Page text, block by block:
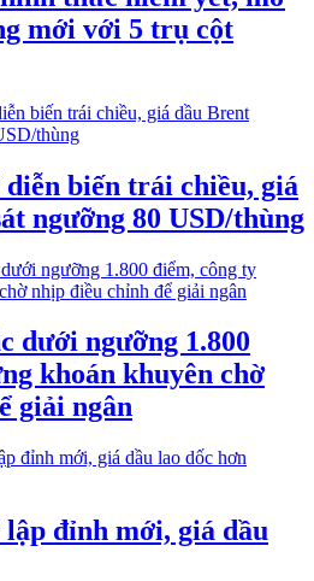
mới với 5 trụ cột
biến trái chiều, giá
ngưỡng 80 USD/thùng
dưới ngưỡng 1.800
khoán khuyên chờ
giải ngân
đỉnh mới, giá dầu